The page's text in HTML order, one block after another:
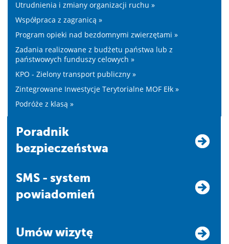
Utrudnienia i zmiany organizacji ruchu »
Współpraca z zagranicą »
Program opieki nad bezdomnymi zwierzętami »
Zadania realizowane z budżetu państwa lub z
państwowych funduszy celowych »
KPO - Zielony transport publiczny »
Zintegrowane Inwestycje Terytorialne MOF Ełk »
Podróże z klasą »
Poradnik
bezpieczeństwa
SMS - system
powiadomień
Umów wizytę